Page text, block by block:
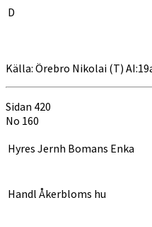
D
Källa: Örebro Nikolai (T)
Sidan 420
No 160
Hyres Jernh Bomans Enka
Handl Åkerbloms hu